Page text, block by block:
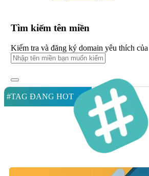
Tìm kiếm tên miền
Kiểm tra và đăng ký domain yêu thích của
#TAG ĐANG HOT